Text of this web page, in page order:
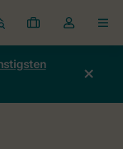
Meine
Buchungen
Dropdown-
Menü
Kontos